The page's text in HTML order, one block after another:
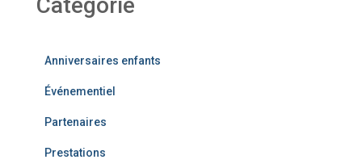
Anniversaires enfants
Événementiel
Partenaires
Prestations